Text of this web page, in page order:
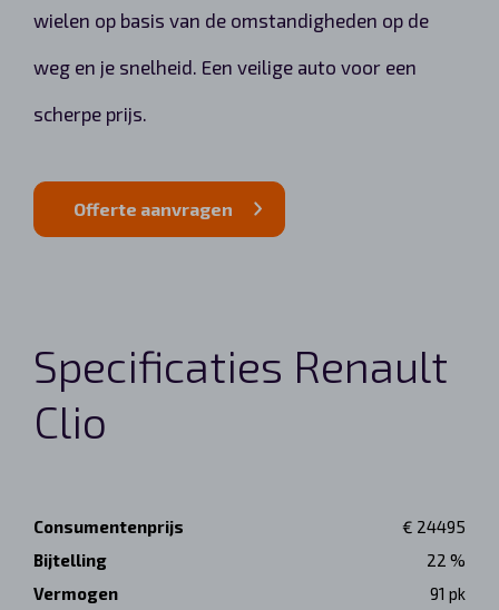
wielen op basis van de omstandigheden op de
weg en je snelheid. Een veilige auto voor een
scherpe prijs.
Offerte aanvragen
Specificaties Renault
Clio
Consumentenprijs
€ 24495
Bijtelling
22 %
Vermogen
91 pk